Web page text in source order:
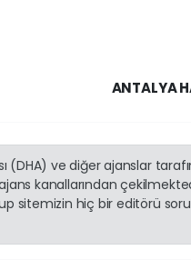
ANTALYA
(DHA) ve diğer ajanslar
kanallarından
sitemizin hiç bir editörü